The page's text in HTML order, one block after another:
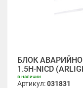
БЛОК
1.5H-NICD
в наличии
Артикул:031831